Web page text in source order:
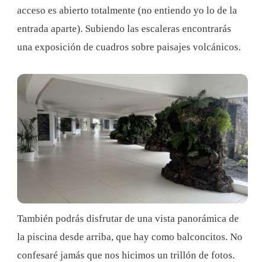
acceso es abierto totalmente (no entiendo yo lo de la
entrada aparte). Subiendo las escaleras encontrarás
una exposición de cuadros sobre paisajes volcánicos.
También podrás disfrutar de una vista panorámica de
la piscina desde arriba, que hay como balconcitos. No
confesaré jamás que nos hicimos un trillón de fotos.